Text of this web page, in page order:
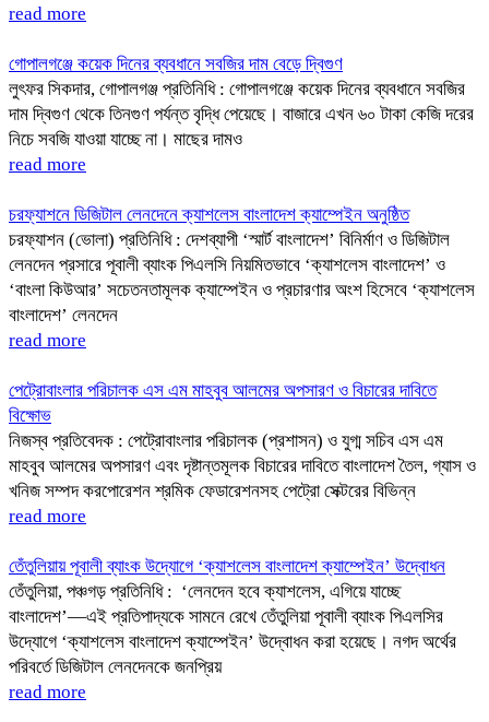
read more
গোপালগঞ্জে কয়েক দিনের ব্যবধানে সবজির দাম বেড়ে দ্বিগুণ
লুৎফর সিকদার, গোপালগঞ্জ প্রতিনিধি : গোপালগঞ্জে কয়েক দিনের ব্যবধানে সবজির
দাম দ্বিগুণ থেকে তিনগুণ পর্যন্ত বৃদ্ধি পেয়েছে। বাজারে এখন ৬০ টাকা কেজি দরের
নিচে সবজি যাওয়া যাচ্ছে না। মাছের দামও
read more
চরফ্যাশনে ডিজিটাল লেনদেনে ক্যাশলেস বাংলাদেশ ক্যাম্পেইন অনুষ্ঠিত
চরফ্যাশন (ভোলা) প্রতিনিধি : দেশব্যাপী ‘স্মার্ট বাংলাদেশ’ বিনির্মাণ ও ডিজিটাল
লেনদেন প্রসারে পূবালী ব্যাংক পিএলসি নিয়মিতভাবে ‘ক্যাশলেস বাংলাদেশ’ ও
‘বাংলা কিউআর’ সচেতনতামূলক ক্যাম্পেইন ও প্রচারণার অংশ হিসেবে ‘ক্যাশলেস
বাংলাদেশ’ লেনদেন
read more
পেট্রোবাংলার পরিচালক এস এম মাহবুব আলমের অপসারণ ও বিচারের দাবিতে
বিক্ষোভ
নিজস্ব প্রতিবেদক : পেট্রোবাংলার পরিচালক (প্রশাসন) ও যুগ্ম সচিব এস এম
মাহবুব আলমের অপসারণ এবং দৃষ্টান্তমূলক বিচারের দাবিতে বাংলাদেশ তৈল, গ্যাস ও
খনিজ সম্পদ করপোরেশন শ্রমিক ফেডারেশনসহ পেট্রো সেক্টরের বিভিন্ন
read more
তেঁতুলিয়ায় পূবালী ব্যাংক উদ্যোগে ‘ক্যাশলেস বাংলাদেশ ক্যাম্পেইন’ উদ্বোধন
তেঁতুলিয়া, পঞ্চগড় প্রতিনিধি : ‘লেনদেন হবে ক্যাশলেস, এগিয়ে যাচ্ছে
বাংলাদেশ’—এই প্রতিপাদ্যকে সামনে রেখে তেঁতুলিয়া পূবালী ব্যাংক পিএলসির
উদ্যোগে ‘ক্যাশলেস বাংলাদেশ ক্যাম্পেইন’ উদ্বোধন করা হয়েছে। নগদ অর্থের
পরিবর্তে ডিজিটাল লেনদেনকে জনপ্রিয়
read more